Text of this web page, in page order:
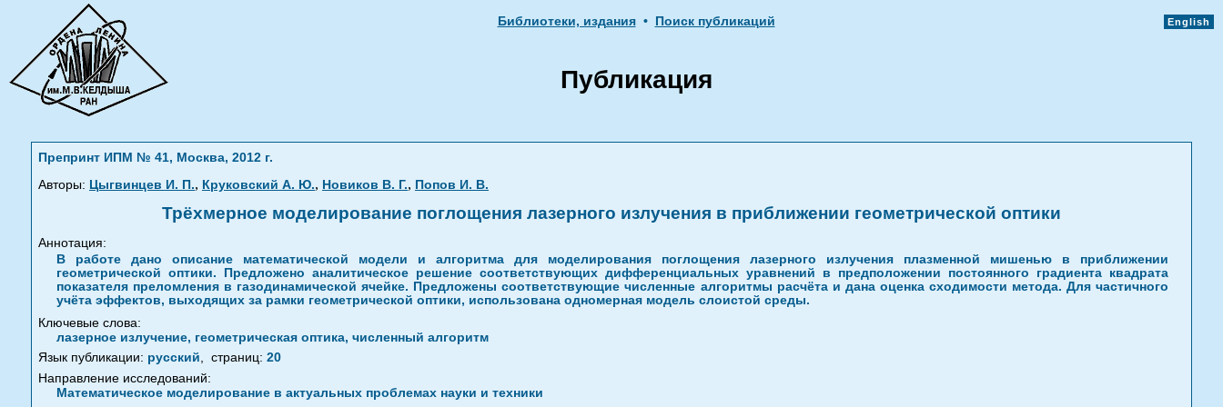
Библиотеки, издания • Поиск публикаций English
Публикация
Препринт ИПМ № 41, Москва, 2012 г.
Авторы: Цыгвинцев И. П., Круковский А. Ю., Новиков В. Г., Попов И. В.
Трёхмерное моделирование поглощения лазерного излучения в приближении геометрической оптики
Аннотация:
В работе дано описание математической модели и алгоритма для моделирования поглощения лазерного излучения плазменной мишенью в приближении
геометрической оптики. Предложено аналитическое решение соответствующих дифференциальных уравнений в предположении постоянного градиента квадрата
показателя преломления в газодинамической ячейке. Предложены соответствующие численные алгоритмы расчёта и дана оценка сходимости метода. Для частичного
учёта эффектов, выходящих за рамки геометрической оптики, использована одномерная модель слоистой среды.
Ключевые слова:
лазерное излучение, геометрическая оптика, численный алгоритм
Язык публикации: русский, страниц: 20
Направление исследований:
Математическое моделирование в актуальных проблемах науки и техники